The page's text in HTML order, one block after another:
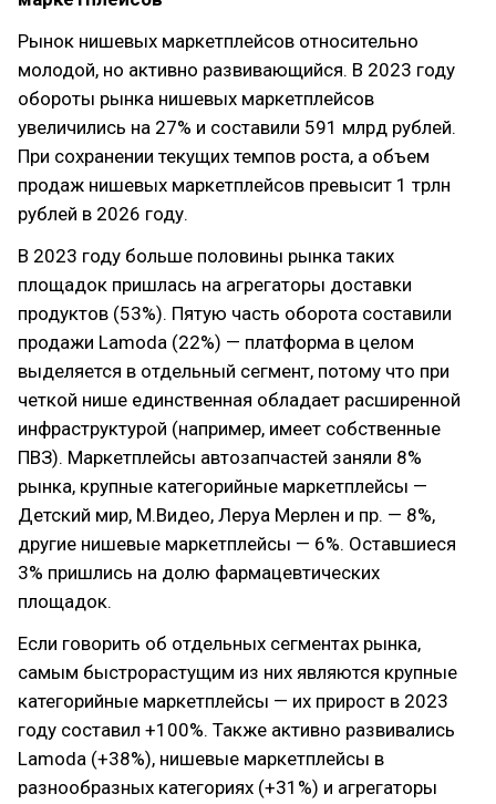
Рынок нишевых маркетплейсов относительно
молодой, но активно развивающийся. В 2023 году
обороты рынка нишевых маркетплейсов
увеличились на 27% и составили 591 млрд рублей.
При сохранении текущих темпов роста, а объем
продаж нишевых маркетплейсов превысит 1 трлн
рублей в 2026 году.
В 2023 году больше половины рынка таких
площадок пришлась на агрегаторы доставки
продуктов (53%). Пятую часть оборота составили
продажи Lamoda (22%) — платформа в целом
выделяется в отдельный сегмент, потому что при
четкой нише единственная обладает расширенной
инфраструктурой (например, имеет собственные
ПВЗ). Маркетплейсы автозапчастей заняли 8%
рынка, крупные категорийные маркетплейсы —
Детский мир, М.Видео, Леруа Мерлен и пр. — 8%,
другие нишевые маркетплейсы — 6%. Оставшиеся
3% пришлись на долю фармацевтических
площадок.
Если говорить об отдельных сегментах рынка,
самым быстрорастущим из них являются крупные
категорийные маркетплейсы — их прирост в 2023
году составил +100%. Также активно развивались
Lamoda (+38%), нишевые маркетплейсы в
разнообразных категориях (+31%) и агрегаторы